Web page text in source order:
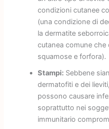
condizioni cutanee
(una condizione di
la dermatite
cutanea comune che
squamose e forfora).
Stampi:Sebbene
dermatofiti e dei
possono causare
soprattutto nei
immunitario